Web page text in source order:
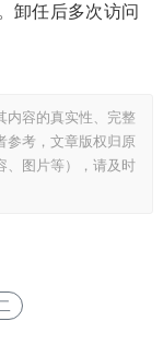
卸任后多次访问
内容的真实性、完整
参考，文章版权归原
、图片等），请及时